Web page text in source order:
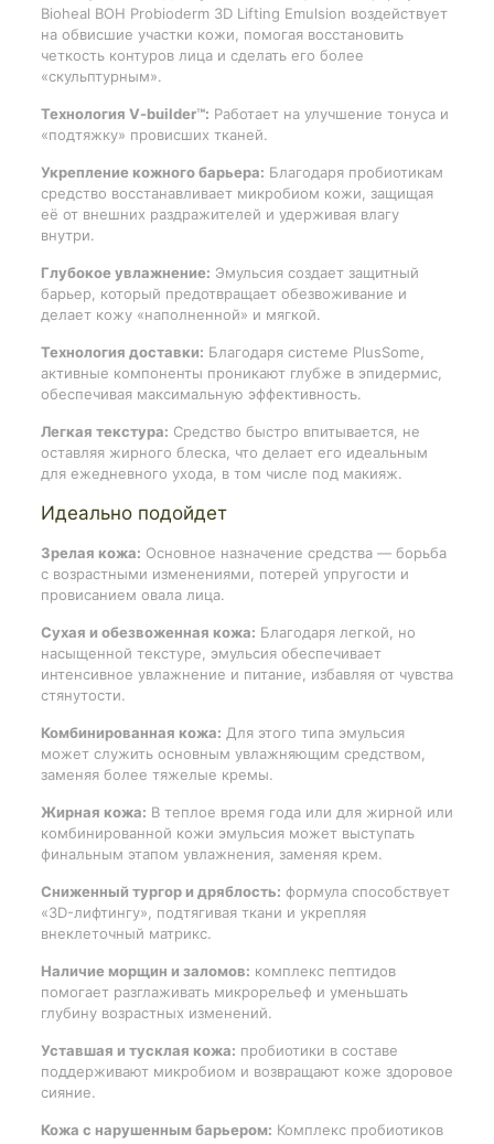
Bioheal BOH Probioderm 3D Lifting Emulsion воздействует
на обвисшие участки кожи, помогая восстановить
четкость контуров лица и сделать его более
«скульптурным».
Технология V-builder™: Работает на улучшение тонуса и
«подтяжку» провисших тканей.
Укрепление кожного барьера: Благодаря пробиотикам
средство восстанавливает микробиом кожи, защищая
её от внешних раздражителей и удерживая влагу
внутри.
Глубокое увлажнение: Эмульсия создает защитный
барьер, который предотвращает обезвоживание и
делает кожу «наполненной» и мягкой.
Технология доставки: Благодаря системе PlusSome,
активные компоненты проникают глубже в эпидермис,
обеспечивая максимальную эффективность.
Легкая текстура: Средство быстро впитывается, не
оставляя жирного блеска, что делает его идеальным
для ежедневного ухода, в том числе под макияж.
Идеально подойдет
Зрелая кожа: Основное назначение средства — борьба
с возрастными изменениями, потерей упругости и
провисанием овала лица.
Сухая и обезвоженная кожа: Благодаря легкой, но
насыщенной текстуре, эмульсия обеспечивает
интенсивное увлажнение и питание, избавляя от чувства
стянутости.
Комбинированная кожа: Для этого типа эмульсия
может служить основным увлажняющим средством,
заменяя более тяжелые кремы.
Жирная кожа: В теплое время года или для жирной или
комбинированной кожи эмульсия может выступать
финальным этапом увлажнения, заменяя крем.
Сниженный тургор и дряблость: формула способствует
«3D-лифтингу», подтягивая ткани и укрепляя
внеклеточный матрикс.
Наличие морщин и заломов: комплекс пептидов
помогает разглаживать микрорельеф и уменьшать
глубину возрастных изменений.
Уставшая и тусклая кожа: пробиотики в составе
поддерживают микробиом и возвращают коже здоровое
сияние.
Кожа с нарушенным барьером: Комплекс пробиотиков